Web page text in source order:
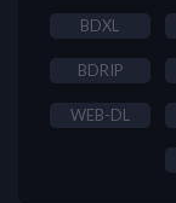
BDXL
BDRIP
WEB-DL